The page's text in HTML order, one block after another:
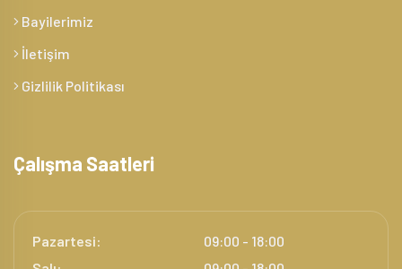
Bayilerimiz
İletişim
Gizlilik Politikası
Çalışma Saatleri
Pazartesi:
09:00 - 18:00